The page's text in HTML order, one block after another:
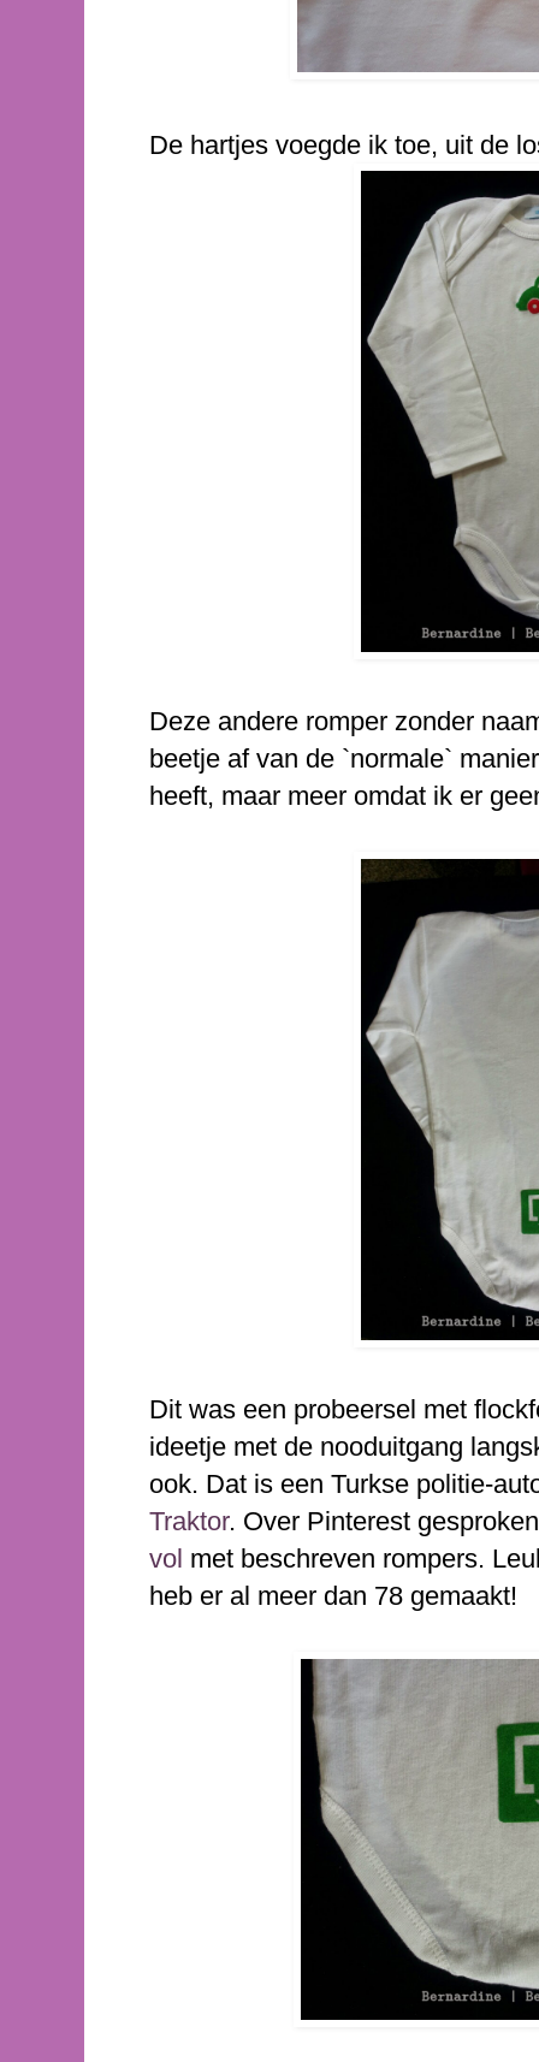
De hartjes voegde ik toe, uit de
Deze andere romper zonder
beetje af van de `normale`
heeft, maar meer omdat ik er
Dit was een probeersel met
ideetje met de nooduitgang
ook. Dat is een Turkse politie-
Traktor. Over Pinterest
vol met beschreven rompers.
heb er al meer dan 78 gemaakt!